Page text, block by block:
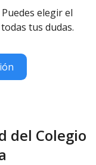
elegir el
tus dudas.
del Colegio